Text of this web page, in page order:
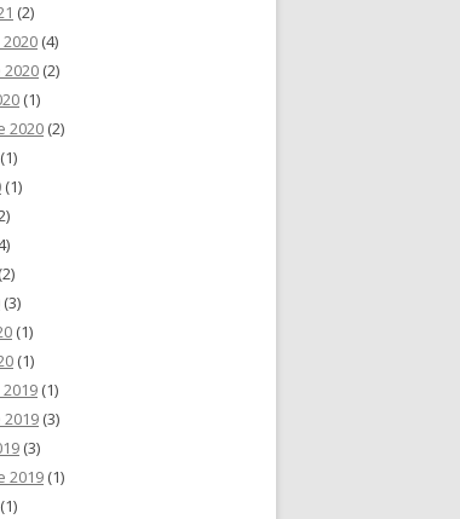
(2)
(4)
(2)
(1)
2020 (2)
(1)
(1)
(2)
(3)
(1)
(1)
(1)
(3)
(3)
2019 (1)
(1)